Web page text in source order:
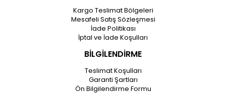
Kargo Teslimat Bölgeleri
Mesafeli Satış Sözleşmesi
İade Politikası
İptal ve İade Koşulları
BİLGİLENDİRME
Teslimat Koşulları
Garanti Şartları
Ön Bilgilendirme Formu